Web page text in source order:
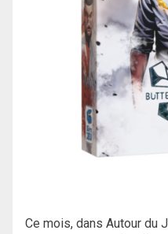
Ce mois, dans Autour du